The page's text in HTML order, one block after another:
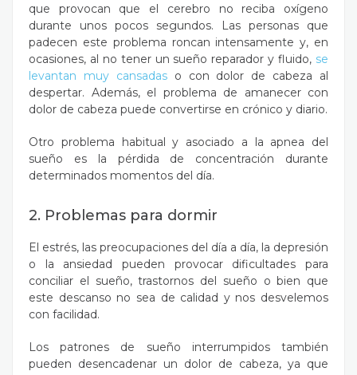
que provocan que el cerebro no reciba oxígeno
durante unos pocos segundos. Las personas que
padecen este problema roncan intensamente y, en
ocasiones, al no tener un sueño reparador y fluido, se
levantan muy cansadaso con dolor de cabeza al
despertar. Además, el problema de amanecer con
dolor de cabeza puede convertirse en crónico y diario.
Otro problema habitual y asociado a la apnea del
sueño es la pérdida de concentración durante
determinados momentos del día.
2. Problemas para dormir
El estrés, las preocupaciones del día a día, la depresión
o la ansiedad pueden provocar dificultades para
conciliar el sueño, trastornos del sueño o bien que
este descanso no sea de calidad y nos desvelemos
con facilidad.
Los patrones de sueño interrumpidos también
pueden desencadenar un dolor de cabeza, ya que